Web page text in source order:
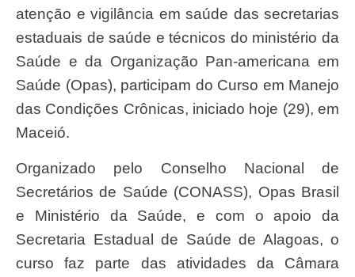
atenção e vigilância em saúde das secretarias
estaduais de saúde e técnicos do ministério da
Saúde e da Organização Pan-americana em
Saúde (Opas), participam do Curso em Manejo
das Condições Crônicas, iniciado hoje (29), em
Maceió.
Organizado pelo Conselho Nacional de
Secretários de Saúde (CONASS), Opas Brasil
e Ministério da Saúde, e com o apoio da
Secretaria Estadual de Saúde de Alagoas, o
curso faz parte das atividades da Câmara